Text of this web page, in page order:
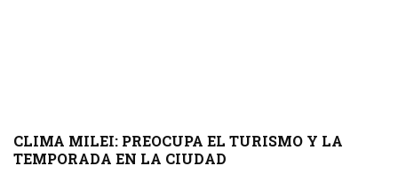
CLIMA MILEI: PREOCUPA EL TURISMO Y LA
TEMPORADA EN LA CIUDAD